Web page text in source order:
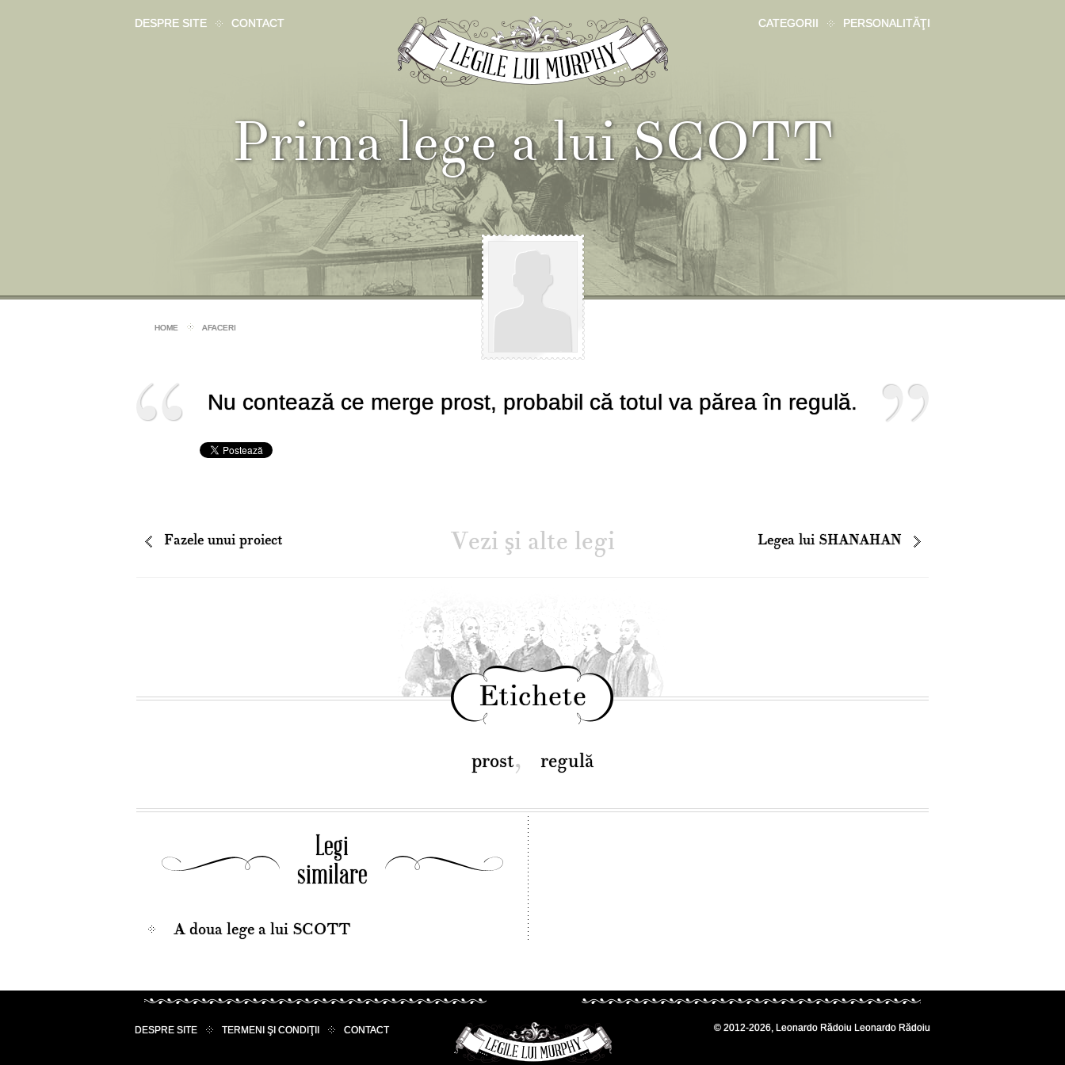
DESPRE SITE CONTACT CATEGORII PERSONALITĂŢI
Prima lege a lui SCOTT
HOME AFACERI
Nu contează ce merge prost, probabil că totul va părea în regulă.
Fazele unui proiect Vezi şi alte legi Legea lui SHANAHAN
Etichete
prost, regulă
Legi
similare
A doua lege a lui SCOTT
DESPRE SITE TERMENI ŞI CONDIŢII CONTACT © 2012-2026, Leonardo Rădoiu Leonardo Rădoiu